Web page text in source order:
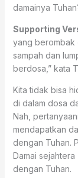
damainya
Supporting
yang berombak
sampah dan
berdosa,” kata
Kita tidak bisa
di dalam dosa
Nah,
mendapatkan
dengan Tuhan.
Damai
dengan Tuhan.